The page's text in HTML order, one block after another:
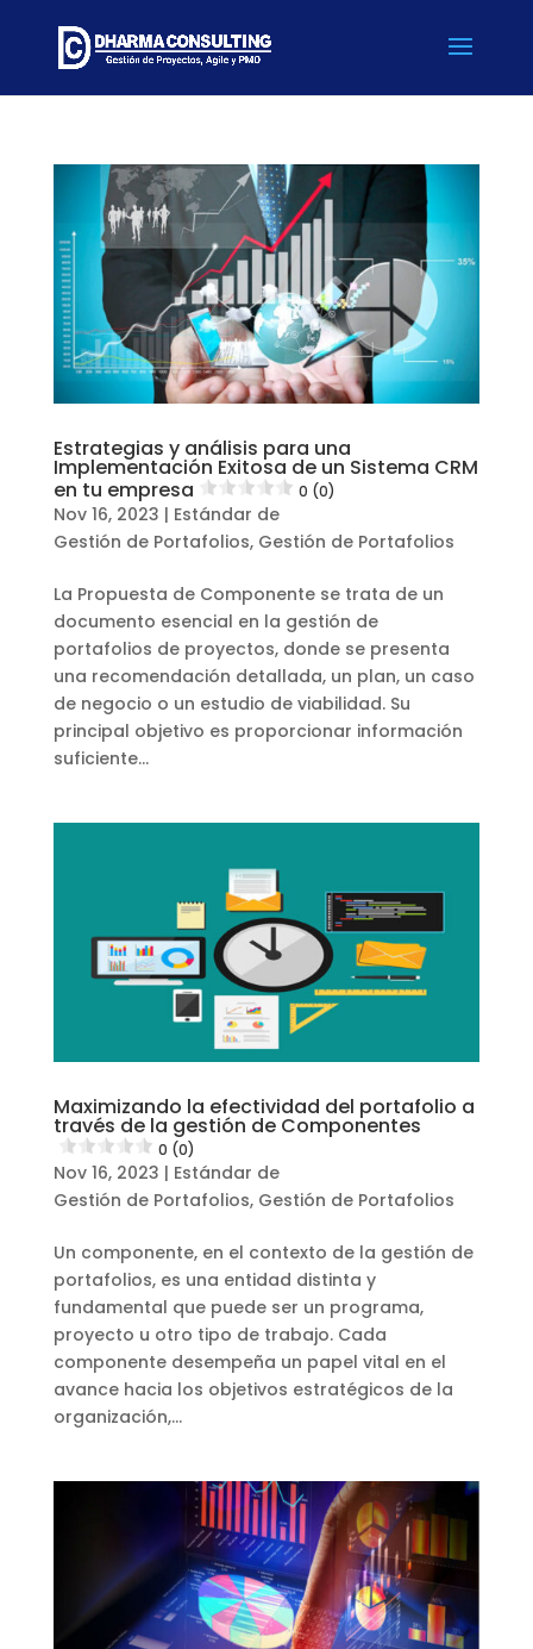
Estrategias y análisis para una
Implementación Exitosa de un Sistema CRM
en tu empresa
0 (0)
Nov 16, 2023 | Estándar de
Gestión de Portafolios, Gestión de Portafolios
La Propuesta de Componente se trata de un
documento esencial en la gestión de
portafolios de proyectos, donde se presenta
una recomendación detallada, un plan, un caso
de negocio o un estudio de viabilidad. Su
principal objetivo es proporcionar información
suficiente...
Maximizando la efectividad del portafolio a
través de la gestión de Componentes
0 (0)
Nov 16, 2023 | Estándar de
Gestión de Portafolios, Gestión de Portafolios
Un componente, en el contexto de la gestión de
portafolios, es una entidad distinta y
fundamental que puede ser un programa,
proyecto u otro tipo de trabajo. Cada
componente desempeña un papel vital en el
avance hacia los objetivos estratégicos de la
organización,...